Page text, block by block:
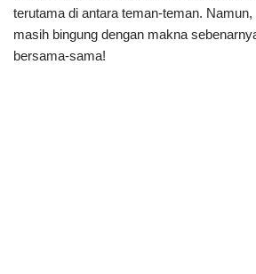
terutama di antara teman-teman.
masih bingung dengan makna
bersama-sama!